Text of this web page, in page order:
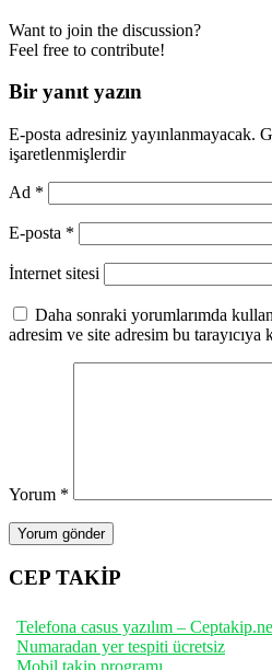
Want to join the discussion?
Feel free to contribute!
Bir yanıt yazın
E-posta adresiniz yayınlanmayacak.
işaretlenmişlerdir
Ad *
E-posta *
İnternet sitesi
Daha sonraki yorumlarımda
adresim ve site adresim bu tarayıcıya
Yorum *
CEP TAKİP
Telefona casus yazılım –
Numaradan yer tespiti ücretsiz